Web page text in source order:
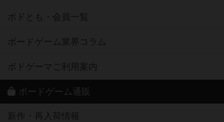
ボドとも・会員一覧
ボードゲーム業界コラム
ボドゲーマご利用案内
ボードゲーム通販
新作・再入荷情報